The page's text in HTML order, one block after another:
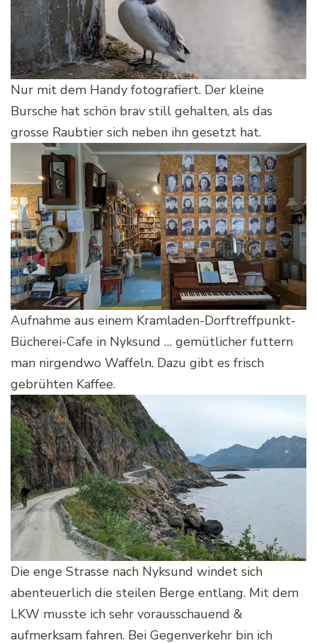
Nur mit dem Handy fotografiert. Der kleine
Bursche hat schön brav still gehalten, als das
grosse Raubtier sich neben ihn gesetzt hat.
Aufnahme aus einem Kramladen-Dorftreffpunkt-
Bücherei-Cafe in Nyksund … gemütlicher futtern
man nirgendwo Waffeln. Dazu gibt es frisch
gebrühten Kaffee.
Die enge Strasse nach Nyksund windet sich
abenteuerlich die steilen Berge entlang. Mit dem
LKW musste ich sehr vorausschauend &
aufmerksam fahren. Bei Gegenverkehr bin ich